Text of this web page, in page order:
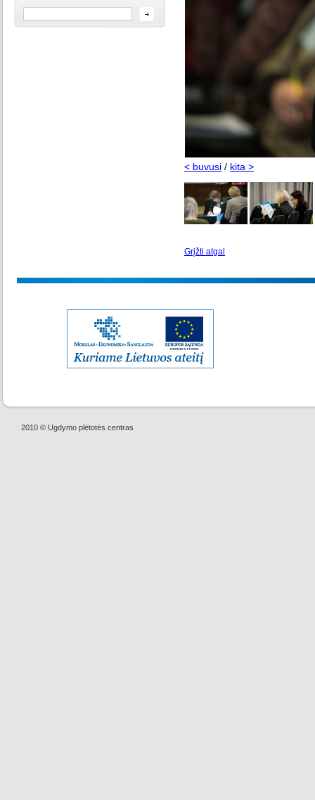
< buvusi / kita >
Grįžti atgal
2010 © Ugdymo plėtotės centras